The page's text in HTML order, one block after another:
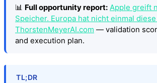
📊 Full opportunity report: Apple greift
Speicher. Europa hat nicht einmal
ThorstenMeyerAI.com — validation
and execution plan.
TL;DR